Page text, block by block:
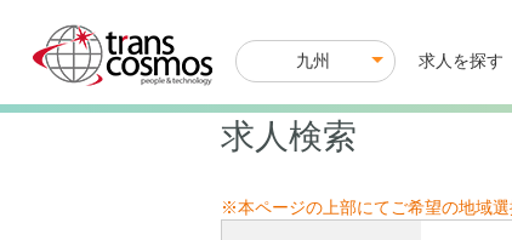
九州
M
i
i
g
求人を探す
求人検索
※本ページの上部にてご希望の地域